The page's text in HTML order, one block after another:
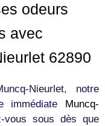
odeurs
avec
62890
Nieurlet, notre
immédiate
Muncq-
vous sous dès que